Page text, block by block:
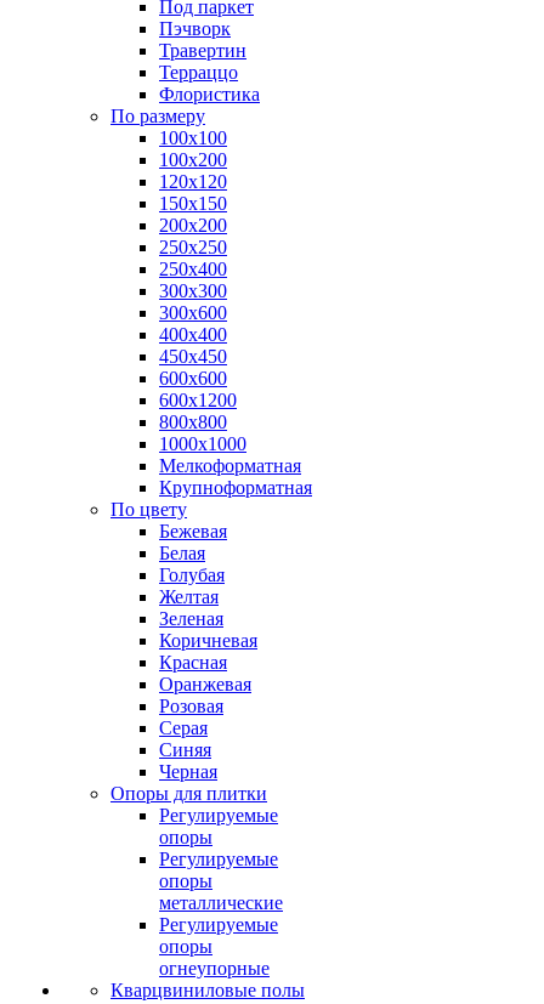
Под паркет
Пэчворк
Травертин
Терраццо
Флористика
По размеру
100х100
100х200
120х120
150х150
200х200
250х250
250х400
300х300
300х600
400х400
450х450
600х600
600х1200
800х800
1000х1000
Мелкоформатная
Крупноформатная
По цвету
Бежевая
Белая
Голубая
Желтая
Зеленая
Коричневая
Красная
Оранжевая
Розовая
Серая
Синяя
Черная
Опоры для плитки
Регулируемые
опоры
Регулируемые
опоры
металлические
Регулируемые
опоры
огнеупорные
Кварцвиниловые полы